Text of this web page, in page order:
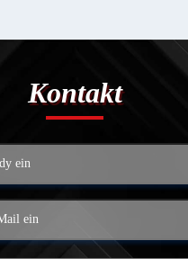
Kontakt